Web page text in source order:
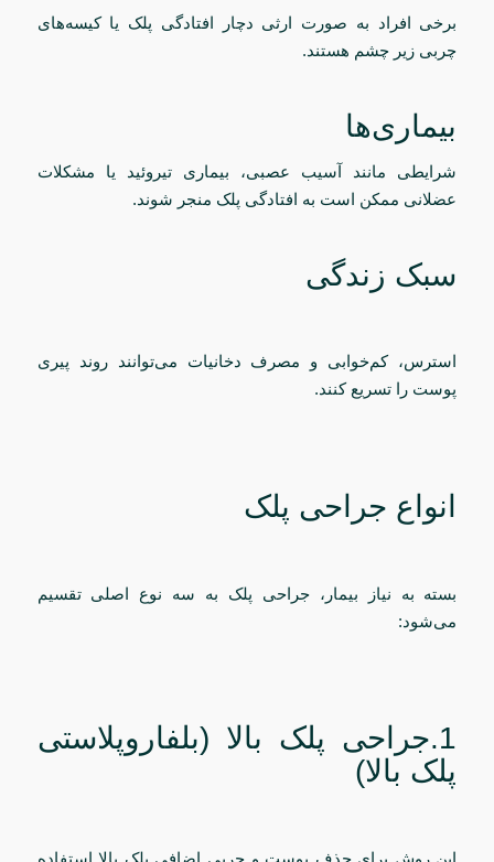
برخی افراد به صورت ارثی دچار افتادگی پلک یا کیسه‌های
چربی زیر چشم هستند.
بیماری‌ها
شرایطی مانند آسیب عصبی، بیماری تیروئید یا مشکلات
عضلانی ممکن است به افتادگی پلک منجر شوند.
سبک زندگی
استرس، کم‌خوابی و مصرف دخانیات می‌توانند روند پیری
پوست را تسریع کنند.
انواع جراحی پلک
بسته به نیاز بیمار، جراحی پلک به سه نوع اصلی تقسیم
می‌شود:
1.جراحی پلک بالا (بلفاروپلاستی
پلک بالا)
این روش برای حذف پوست و چربی اضافی پلک بالا استفاده